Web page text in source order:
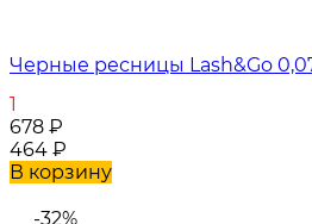
Черные ресницы Lash&Go
1
678 ₽
464 ₽
В корзину
-32%